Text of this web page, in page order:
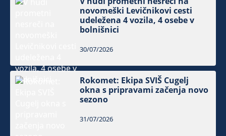
novomeški Levičnikovi cesti
udeležena 4 vozila, 4 osebe v
bolnišnici
30/07/2026
Rokomet: Ekipa SVIŠ Cugelj
okna s pripravami začenja novo
sezono
31/07/2026